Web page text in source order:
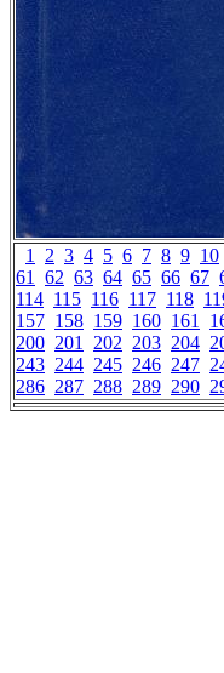
1 2 3 4 5 6 7 8 9 10
61 62 63 64 65 66 67
114 115 116 117 118
157 158 159 160 161
200 201 202 203 204
243 244 245 246 247
286 287 288 289 290